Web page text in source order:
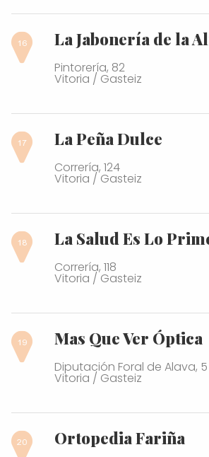
La Jabonería de la
Pintorería, 82
Vitoria / Gasteiz
La Peña Dulce
Correría, 124
Vitoria / Gasteiz
La Salud Es Lo
Correría, 118
Vitoria / Gasteiz
Mas Que Ver Óptica
Diputación Foral de Alava, 5
Vitoria / Gasteiz
Ortopedia Fariña